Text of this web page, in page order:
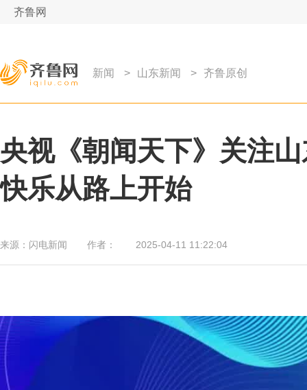
齐鲁网
新闻 > 山东新闻 > 齐鲁原创
央视《朝闻天下》关注
快乐从路上开始
来源： 闪电新闻 作者： 2025-04-11 11:22:04